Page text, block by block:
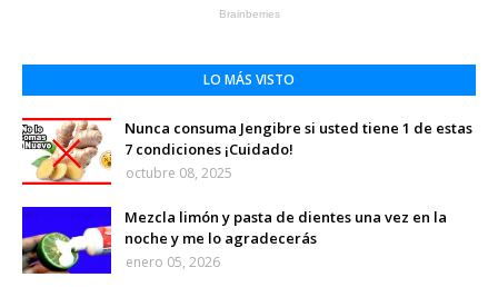
LO MÁS VISTO
Nunca consuma Jengibre si usted tiene 1 de estas
7 condiciones ¡Cuidado!
octubre 08, 2025
Mezcla limón y pasta de dientes una vez en la
noche y me lo agradecerás
enero 05, 2026